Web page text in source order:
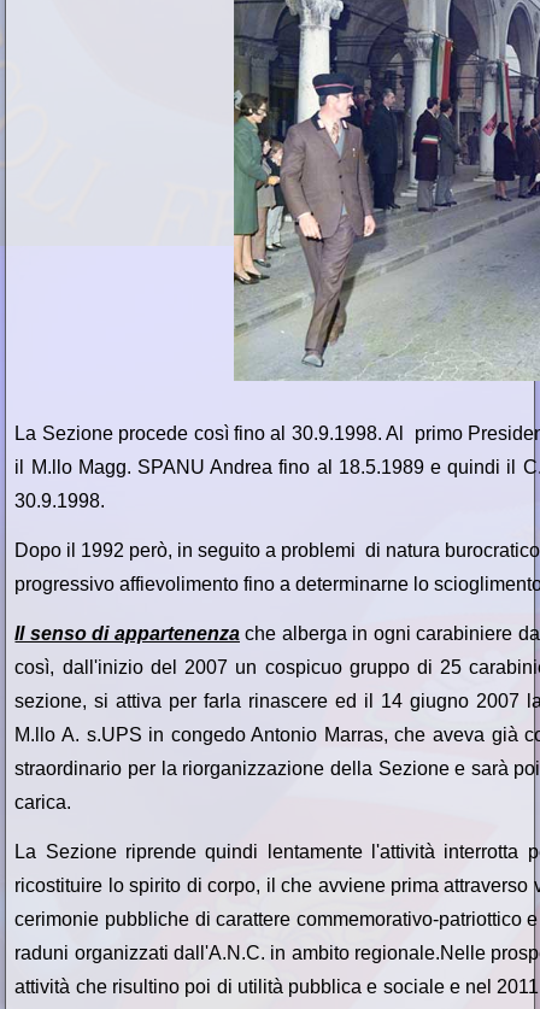
La Sezione procede così fino al 30.9.1998. Al primo
il M.llo Magg. SPANU Andrea fino al 18.5.1989 e quindi il
30.9.1998.
Dopo il 1992 però, in seguito a problemi di natura
progressivo affievolimento fino a determinarne lo
Il senso di appartenenzache alberga in ogni carabiniere
così, dall'inizio del 2007 un cospicuo gruppo di 25
sezione, si attiva per farla rinascere ed il 14 giugno 2007
M.llo A. s.UPS in congedo Antonio Marras, che aveva già
straordinario per la riorganizzazione della Sezione e sarà
carica.
La Sezione riprende quindi lentamente l'attività
ricostituire lo spirito di corpo, il che avviene prima
cerimonie pubbliche di carattere commemorativo-patriottico
raduni organizzati dall'A.N.C. in ambito regionale.Nelle
attività che risultino poi di utilità pubblica e sociale e nel